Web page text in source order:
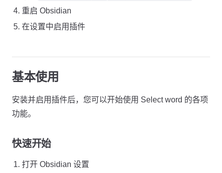
重启 Obsidian
在设置中启用插件
基本使用
安装并启用插件后，您可以开始使用 Select word 的各项
功能。
快速开始
打开 Obsidian 设置